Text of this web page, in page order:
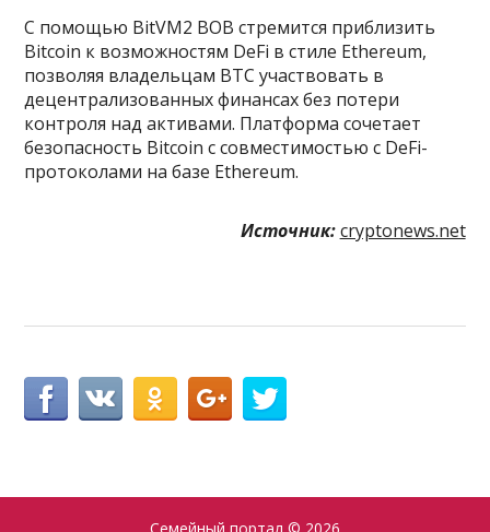
С помощью BitVM2 BOB стремится приблизить
Bitcoin к возможностям DeFi в стиле Ethereum,
позволяя владельцам BTC участвовать в
децентрализованных финансах без потери
контроля над активами. Платформа сочетает
безопасность Bitcoin с совместимостью с DeFi-
протоколами на базе Ethereum.
Источник: cryptonews.net